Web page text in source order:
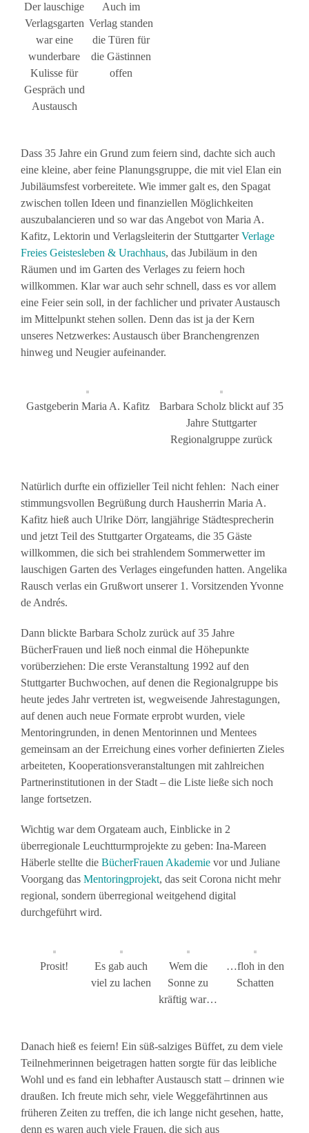
Der lauschige
Verlagsgarten
war eine
wunderbare
Kulisse für
Gespräch und
Austausch
Auch im
Verlag standen
die Türen für
die Gästinnen
offen
Dass 35 Jahre ein Grund zum feiern sind, dachte sich auch
eine kleine, aber feine Planungsgruppe, die mit viel Elan ein
Jubiläumsfest vorbereitete. Wie immer galt es, den Spagat
zwischen tollen Ideen und finanziellen Möglichkeiten
auszubalancieren und so war das Angebot von Maria A.
Kafitz, Lektorin und Verlagsleiterin der StuttgarterVerlage
Freies Geistesleben & Urachhaus, das Jubiläum in den
Räumen und im Garten des Verlages zu feiern hoch
willkommen. Klar war auch sehr schnell, dass es vor allem
eine Feier sein soll, in der fachlicher und privater Austausch
im Mittelpunkt stehen sollen. Denn das ist ja der Kern
unseres Netzwerkes: Austausch über Branchengrenzen
hinweg und Neugier aufeinander.
Gastgeberin Maria A. Kafitz
Barbara Scholz blickt auf 35
Jahre Stuttgarter
Regionalgruppe zurück
Natürlich durfte ein offizieller Teil nicht fehlen: Nach einer
stimmungsvollen Begrüßung durch Hausherrin Maria A.
Kafitz hieß auch Ulrike Dörr, langjährige Städtesprecherin
und jetzt Teil des Stuttgarter Orgateams, die 35 Gäste
willkommen, die sich bei strahlendem Sommerwetter im
lauschigen Garten des Verlages eingefunden hatten. Angelika
Rausch verlas ein Grußwort unserer 1. Vorsitzenden Yvonne
de Andrés.
Dann blickte Barbara Scholz zurück auf 35 Jahre
BücherFrauen und ließ noch einmal die Höhepunkte
vorüberziehen: Die erste Veranstaltung 1992 auf den
Stuttgarter Buchwochen, auf denen die Regionalgruppe bis
heute jedes Jahr vertreten ist, wegweisende Jahrestagungen,
auf denen auch neue Formate erprobt wurden, viele
Mentoringrunden, in denen Mentorinnen und Mentees
gemeinsam an der Erreichung eines vorher definierten Zieles
arbeiteten, Kooperationsveranstaltungen mit zahlreichen
Partnerinstitutionen in der Stadt – die Liste ließe sich noch
lange fortsetzen.
Wichtig war dem Orgateam auch, Einblicke in 2
überregionale Leuchtturmprojekte zu geben: Ina-Mareen
Häberle stellte die BücherFrauen Akademie vor und Juliane
Voorgang das Mentoringprojekt, das seit Corona nicht mehr
regional, sondern überregional weitgehend digital
durchgeführt wird.
Prosit!
Es gab auch
viel zu lachen
Wem die
Sonne zu
kräftig war…
…floh in den
Schatten
Danach hieß es feiern! Ein süß-salziges Büffet, zu dem viele
Teilnehmerinnen beigetragen hatten sorgte für das leibliche
Wohl und es fand ein lebhafter Austausch statt – drinnen wie
draußen. Ich freute mich sehr, viele Weggefährtinnen aus
früheren Zeiten zu treffen, die ich lange nicht gesehen, hatte,
denn es waren auch viele Frauen, die sich aus